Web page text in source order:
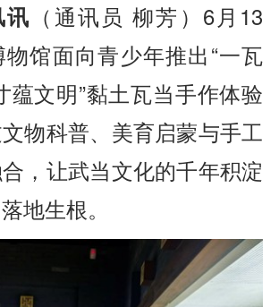
讯 （通讯员 柳芳）6月13
馆面向青少年推出“一瓦
蕴文明”黏土瓦当手作体验
物科普、美育启蒙与手工
，让武当文化的千年积淀
地生根。